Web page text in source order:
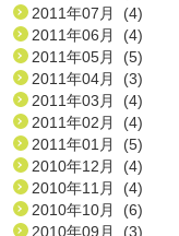
2011年07月 (4)
2011年06月 (4)
2011年05月 (5)
2011年04月 (3)
2011年03月 (4)
2011年02月 (4)
2011年01月 (5)
2010年12月 (4)
2010年11月 (4)
2010年10月 (6)
2010年09月 (3)